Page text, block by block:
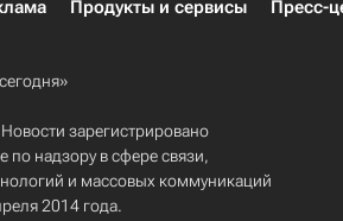
Продукты и сервисы Пресс-
зарегистрировано
по надзору в сфере связи,
и массовых коммуникаций
2014 года.